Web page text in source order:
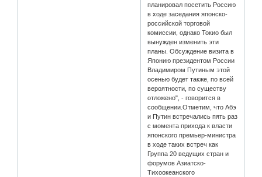
планировал посетить Россию
в ходе заседания японско-
российской торговой
комиссии, однако Токио был
вынужден изменить эти
планы. Обсуждение визита в
Японию президентом России
Владимиром Путиным этой
осенью будет также, по всей
вероятности, по существу
отложено", - говорится в
сообщении.Отметим, что Абэ
и Путин встречались пять раз
с момента прихода к власти
японского премьер-министра
в ходе таких встреч как
Группа 20 ведущих стран и
форумов Азиатско-
Тихоокеанского